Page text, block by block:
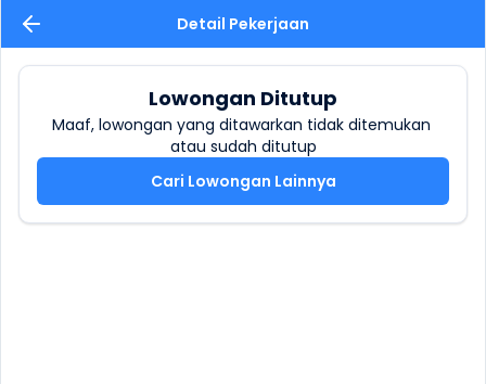
Detail Pekerjaan
Lowongan Ditutup
Maaf, lowongan yang ditawarkan tidak ditemukan
atau sudah ditutup
Cari Lowongan Lainnya